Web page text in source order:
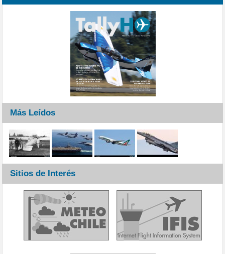
Más Leídos
Sitios de Interés